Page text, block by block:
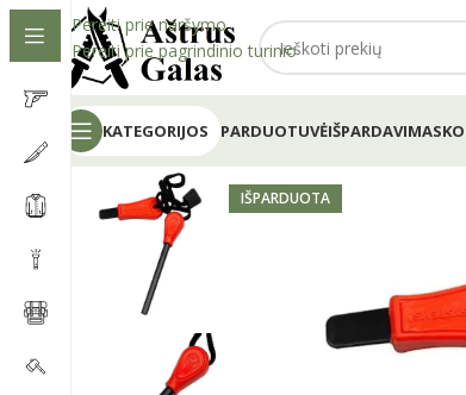
Pereiti prie naršymo
Pereiti prie pagrindinio turinio
KATEGORIJOS PARDUOTUVĖIŠPARDAVIMAS
IŠPARDUOTA